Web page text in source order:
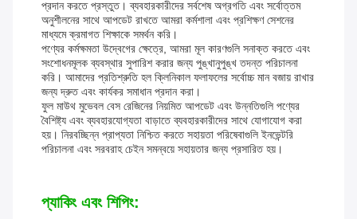
প্রদান করতে প্রস্তুত। ব্যবহারকারীদের সর্বশেষ অগ্রগতি এবং সর্বোত্তম
অনুশীলনের সাথে আপডেট রাখতে আমরা কর্মশালা এবং প্রশিক্ষণ সেশনের
মাধ্যমে ক্রমাগত শিক্ষাকে সমর্থন করি।
পণ্যের কর্মক্ষমতা উদ্বেগের ক্ষেত্রে, আমরা মূল কারণগুলি সনাক্ত করতে এবং
সংশোধনমূলক ব্যবস্থার সুপারিশ করার জন্য পুঙ্খানুপুঙ্খ তদন্ত পরিচালনা
করি। আমাদের প্রতিশ্রুতি হল ক্লিনিকাল ফলাফলের সর্বোচ্চ মান বজায় রাখার
জন্য দ্রুত এবং কার্যকর সমাধান প্রদান করা।
ফুল মাউথ মুভেবল বেস রেজিনের নিয়মিত আপডেট এবং উন্নতিগুলি পণ্যের
বৈশিষ্ট্য এবং ব্যবহারযোগ্যতা বাড়াতে ব্যবহারকারীদের সাথে যোগাযোগ করা
হয়। নিরবচ্ছিন্ন প্রাপ্যতা নিশ্চিত করতে সহায়তা পরিষেবাগুলি ইনভেন্টরি
পরিচালনা এবং সরবরাহ চেইন সমন্বয়ে সহায়তার জন্য প্রসারিত হয়।
প্যাকিং এবং শিপিং: